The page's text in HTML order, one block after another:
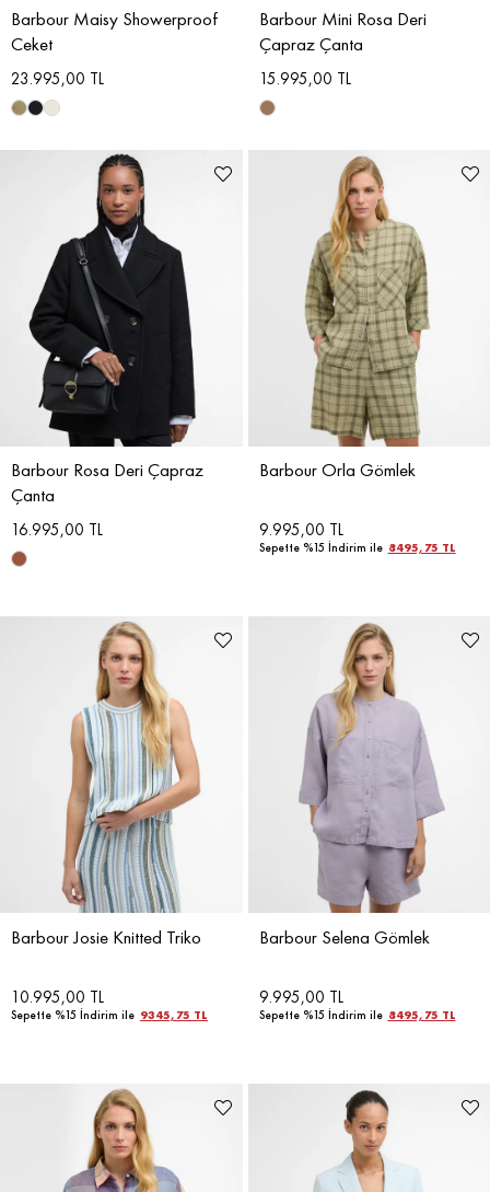
Barbour Maisy Showerproof
Ceket
23.995,00 TL
Barbour Mini Rosa Deri
Çapraz Çanta
15.995,00 TL
Barbour Rosa Deri Çapraz
Çanta
16.995,00 TL
Barbour Orla Gömlek
9.995,00 TL
Sepette %15 İndirim ile 8495,75 TL
Barbour Josie Knitted Triko
10.995,00 TL
Sepette %15 İndirim ile 9345,75 TL
Barbour Selena Gömlek
9.995,00 TL
Sepette %15 İndirim ile 8495,75 TL